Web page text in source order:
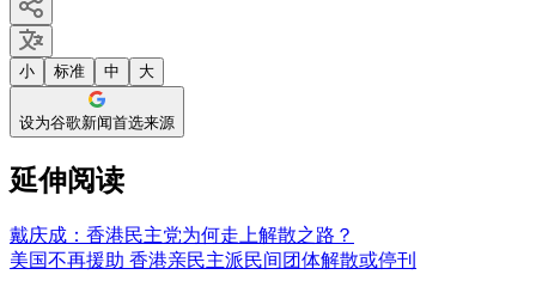
小 标准 中 大
设为谷歌新闻首选来源
延伸阅读
戴庆成：香港民主党为何走上解散之路？
美国不再援助 香港亲民主派民间团体解散或停刊